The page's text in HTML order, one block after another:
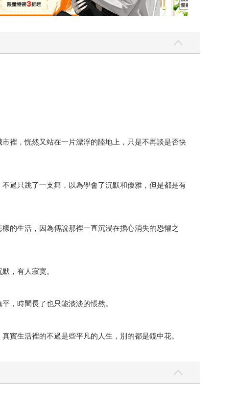
裡，恍然又站在一片漂浮的陸地上，只是不再談是否快
過只跳了一支舞，以為學會了沉默和優雅，但是都是有
的生活，因為傳說那裡一直沉浸在擔心消失的恐懼之
，有人寂寞。
，時間長了也只能淡淡的悵然。
實生活裡的不過是些平凡的人生，別的都是鏡中花。